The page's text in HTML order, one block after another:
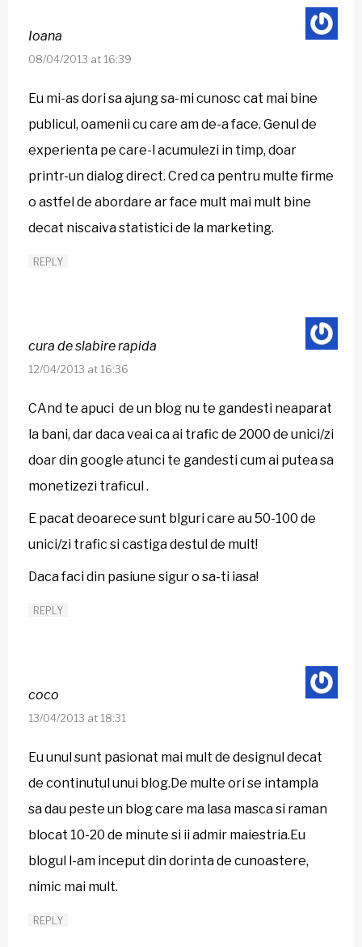
Ioana
08/04/2013 at 16:39
Eu mi-as dori sa ajung sa-mi cunosc cat mai bine
publicul, oamenii cu care am de-a face. Genul de
experienta pe care-l acumulezi in timp, doar
printr-un dialog direct. Cred ca pentru multe firme
o astfel de abordare ar face mult mai mult bine
decat niscaiva statistici de la marketing.
REPLY
cura de slabire rapida
12/04/2013 at 16:36
CAnd te apuci de un blog nu te gandesti neaparat
la bani, dar daca veai ca ai trafic de 2000 de unici/zi
doar din google atunci te gandesti cum ai putea sa
monetizezi traficul .
E pacat deoarece sunt blguri care au 50-100 de
unici/zi trafic si castiga destul de mult!
Daca faci din pasiune sigur o sa-ti iasa!
REPLY
coco
13/04/2013 at 18:31
Eu unul sunt pasionat mai mult de designul decat
de continutul unui blog.De multe ori se intampla
sa dau peste un blog care ma lasa masca si raman
blocat 10-20 de minute si ii admir maiestria.Eu
blogul l-am inceput din dorinta de cunoastere,
nimic mai mult.
REPLY